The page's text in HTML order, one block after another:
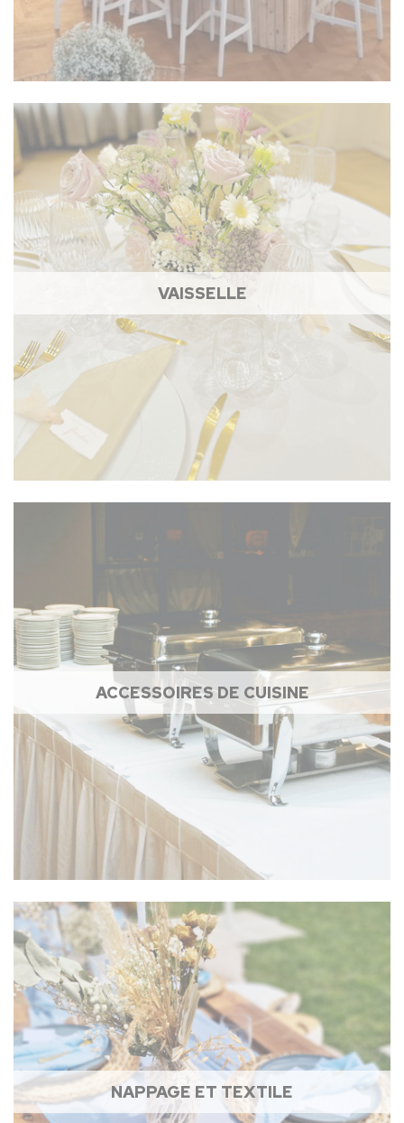
VAISSELLE
ACCESSOIRES DE CUISINE
NAPPAGE ET TEXTILE